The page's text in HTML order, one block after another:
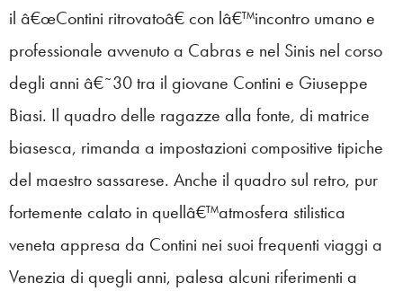
il â€œContini ritrovatoâ€ con lâ€™incontro umano e
professionale avvenuto a Cabras e nel Sinis nel corso
degli anni â€˜30 tra il giovane Contini e Giuseppe
Biasi. Il quadro delle ragazze alla fonte, di matrice
biasesca, rimanda a impostazioni compositive tipiche
del maestro sassarese. Anche il quadro sul retro, pur
fortemente calato in quellâ€™atmosfera stilistica
veneta appresa da Contini nei suoi frequenti viaggi a
Venezia di quegli anni, palesa alcuni riferimenti a